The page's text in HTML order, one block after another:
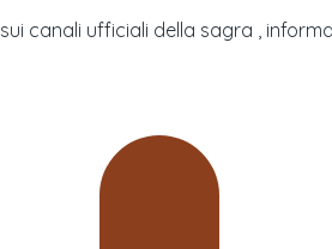
sui canali ufficiali della sagra ,